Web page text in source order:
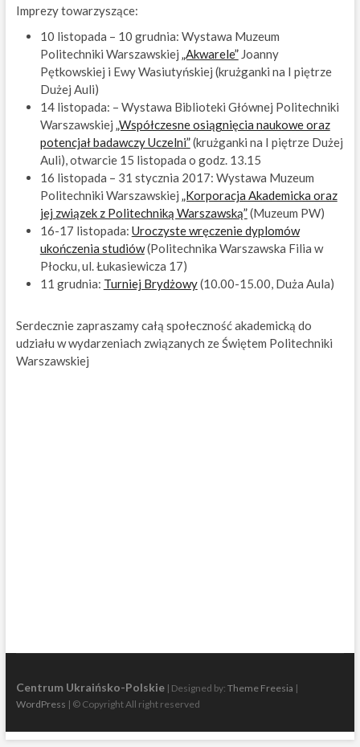
Imprezy towarzyszące:
10 listopada – 10 grudnia: Wystawa Muzeum
Politechniki Warszawskiej „Akwarele”Joanny
Pętkowskiej i Ewy Wasiutyńskiej (krużganki na I piętrze
Dużej Auli)
14 listopada: – Wystawa Biblioteki Głównej Politechniki
Warszawskiej „Współczesne osiągnięcia naukowe oraz
potencjał badawczy Uczelni”(krużganki na I piętrze Dużej
Auli), otwarcie 15 listopada o godz. 13.15
16 listopada – 31 stycznia 2017: Wystawa Muzeum
Politechniki Warszawskiej „Korporacja Akademicka oraz
jej związek z Politechniką Warszawską”(Muzeum PW)
16-17 listopada: Uroczyste wręczenie dyplomów
ukończenia studiów(Politechnika Warszawska Filia w
Płocku, ul. Łukasiewicza 17)
11 grudnia: Turniej Brydżowy(10.00-15.00, Duża Aula)
Serdecznie zapraszamy całą społeczność akademicką do
udziału w wydarzeniach związanych ze Świętem Politechniki
Warszawskiej
Centrum Ukraińsko-Polskie| Designed by: Theme Freesia |
WordPress | © Copyright All right reserved